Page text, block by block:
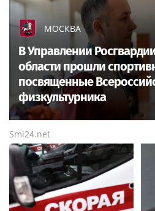
МОСКВА
В Управлении
области прошли
посвященные
физкультурника
Smi24.net